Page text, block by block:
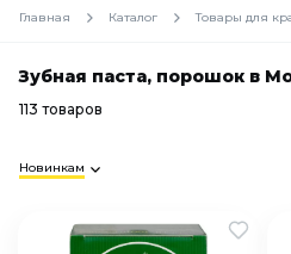
Главная Каталог Товары для
Зубная паста, порошок в
113 товаров
Новинкам